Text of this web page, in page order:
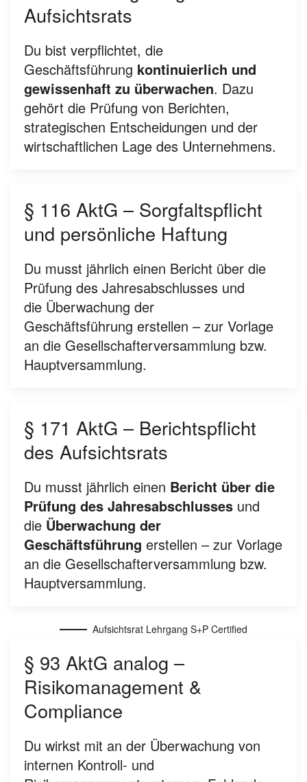
Aufsichtsrats
Du bist verpflichtet, die
Geschäftsführung kontinuierlich und
gewissenhaft zu überwachen. Dazu
gehört die Prüfung von Berichten,
strategischen Entscheidungen und der
wirtschaftlichen Lage des Unternehmens.
§ 116 AktG – Sorgfaltspflicht
und persönliche Haftung
Du musst jährlich einen Bericht über die
Prüfung des Jahresabschlusses und
die Überwachung der
Geschäftsführung erstellen – zur Vorlage
an die Gesellschafterversammlung bzw.
Hauptversammlung.
§ 171 AktG – Berichtspflicht
des Aufsichtsrats
Du musst jährlich einen Bericht über die
Prüfung des Jahresabschlusses und
die Überwachung der
Geschäftsführung erstellen – zur Vorlage
an die Gesellschafterversammlung bzw.
Hauptversammlung.
Aufsichtsrat Lehrgang S+P Certified
§ 93 AktG analog –
Risikomanagement &
Compliance
Du wirkst mit an der Überwachung von
internen Kontroll- und